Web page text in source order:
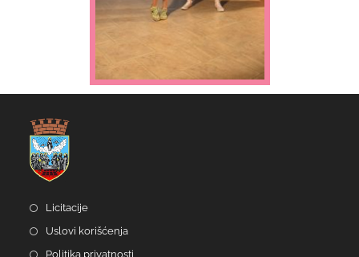
Licitacije
Uslovi korišćenja
Politika privatnosti